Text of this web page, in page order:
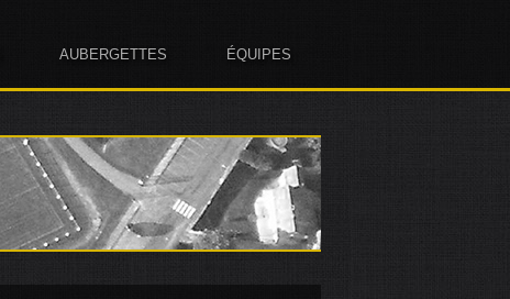
AUBERGETTES ÉQUIPES